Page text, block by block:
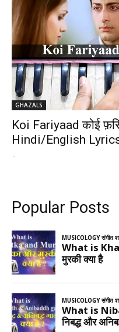
GHAZALS
Koi Fariyaad कोई
Hindi/English
-
Popular Posts